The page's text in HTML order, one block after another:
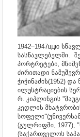
1942–1947ццю
სასწავლებელში.
პორტრეტები,
ძირითადი
ჭიჭინაძის(1952) და
ილუსტრაციების
რ. კიპლინგის
კედლის
(გულრიფში, 1977),
(საქართველოს